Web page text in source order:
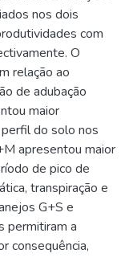
nos dois
com
O
relação ao
de adubação
maior
do solo nos
apresentou maior
de pico de
transpiração e
G+S e
permitiram a
consequência,